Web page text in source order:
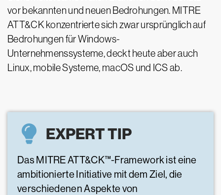
vor bekannten und neuen Bedrohungen. MITRE
ATT&CK konzentrierte sich zwar ursprünglich auf
Bedrohungen für Windows-
Unternehmenssysteme, deckt heute aber auch
Linux, mobile Systeme, macOS und ICS ab.
EXPERT TIP
Das MITRE ATT&CK™-Framework ist eine
ambitionierte Initiative mit dem Ziel, die
verschiedenen Aspekte von